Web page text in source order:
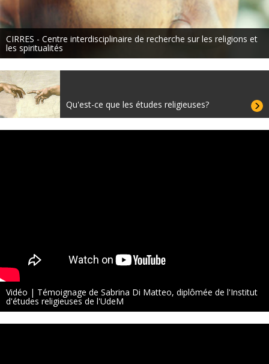
CIRRES - Centre interdisciplinaire de recherche sur les religions et
les spiritualités
Qu'est-ce que les études religieuses?
Vidéo | Témoignage de Sabrina Di Matteo, diplômée de l'Institut
d'études religieuses de l'UdeM